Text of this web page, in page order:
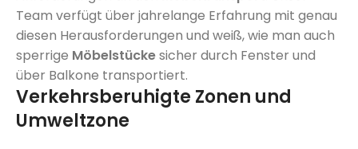
Team verfügt über jahrelange Erfahrung mit genau
diesen Herausforderungen und weiß, wie man auch
sperrige Möbelstückesicher durch Fenster und
über Balkone transportiert.
Verkehrsberuhigte Zonen und
Umweltzone